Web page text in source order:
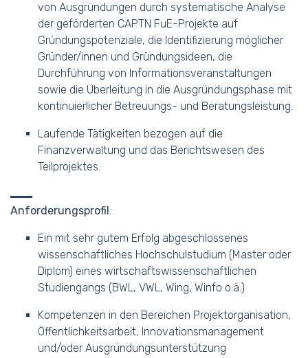
von Ausgründungen durch systematische Analyse
der geförderten CAPTN FuE-Projekte auf
Gründungspotenziale, die Identifizierung möglicher
Gründer/innen und Gründungsideen, die
Durchführung von Informationsveranstaltungen
sowie die Überleitung in die Ausgründungsphase mit
kontinuierlicher Betreuungs- und Beratungsleistung.
Laufende Tätigkeiten bezogen auf die
Finanzverwaltung und das Berichtswesen des
Teilprojektes.
Anforderungsprofil:
Ein mit sehr gutem Erfolg abgeschlossenes
wissenschaftliches Hochschulstudium (Master oder
Diplom) eines wirtschaftswissenschaftlichen
Studiengangs (BWL, VWL, Wing, Winfo o.ä.)
Kompetenzen in den Bereichen Projektorganisation,
Öffentlichkeitsarbeit, Innovationsmanagement
und/oder Ausgründungsunterstützung